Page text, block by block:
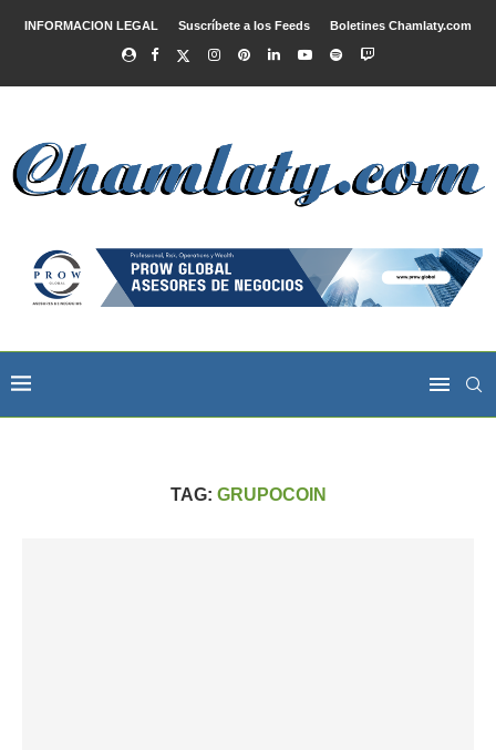
INFORMACION LEGAL Suscríbete a los Feeds Boletines Chamlaty.com
TAG: GRUPOCOIN